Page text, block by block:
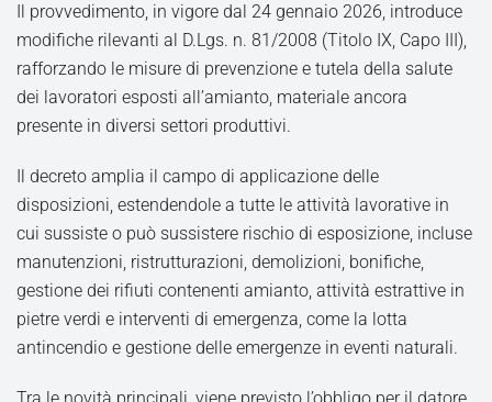
Il provvedimento, in vigore dal 24 gennaio 2026, introduce
modifiche rilevanti al D.Lgs. n. 81/2008 (Titolo IX, Capo III),
rafforzando le misure di prevenzione e tutela della salute
dei lavoratori esposti all’amianto, materiale ancora
presente in diversi settori produttivi.
Il decreto amplia il campo di applicazione delle
disposizioni, estendendole a tutte le attività lavorative in
cui sussiste o può sussistere rischio di esposizione, incluse
manutenzioni, ristrutturazioni, demolizioni, bonifiche,
gestione dei rifiuti contenenti amianto, attività estrattive in
pietre verdi e interventi di emergenza, come la lotta
antincendio e gestione delle emergenze in eventi naturali.